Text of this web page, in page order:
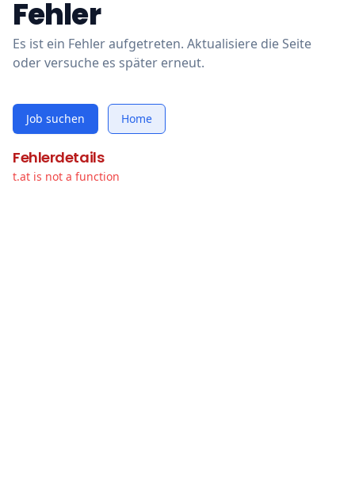
Fehler
Es ist ein Fehler aufgetreten. Aktualisiere die Seite
oder versuche es später erneut.
Job suchen Home
Fehlerdetails
t.at is not a function